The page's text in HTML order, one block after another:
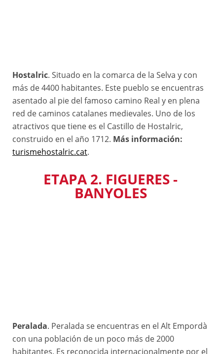
Hostalric. Situado en la comarca de la Selva y con
más de 4400 habitantes. Este pueblo se encuentras
asentado al pie del famoso camino Real y en plena
red de caminos catalanes medievales. Uno de los
atractivos que tiene es el Castillo de Hostalric,
construido en el año 1712. Más información:
turismehostalric.cat.
ETAPA 2. FIGUERES -
BANYOLES
Peralada. Peralada se encuentras en el Alt Empordà
con una población de un poco más de 2000
habitantes. Es reconocida internacionalmente por el